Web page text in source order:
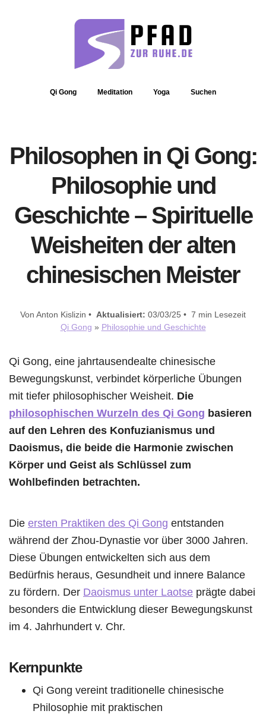
Qi Gong Meditation Yoga Suchen
Philosophen in Qi Gong:
Philosophie und
Geschichte – Spirituelle
Weisheiten der alten
chinesischen Meister
Von Anton Kislizin • Aktualisiert: 03/03/25 • 7 min Lesezeit
Qi Gong » Philosophie und Geschichte
Qi Gong, eine jahrtausendealte chinesische
Bewegungskunst, verbindet körperliche Übungen
mit tiefer philosophischer Weisheit. Die
philosophischen Wurzeln des Qi Gong basieren
auf den Lehren des Konfuzianismus und
Daoismus, die beide die Harmonie zwischen
Körper und Geist als Schlüssel zum
Wohlbefinden betrachten.
Die ersten Praktiken des Qi Gong entstanden
während der Zhou-Dynastie vor über 3000 Jahren.
Diese Übungen entwickelten sich aus dem
Bedürfnis heraus, Gesundheit und innere Balance
zu fördern. Der Daoismus unter Laotse prägte dabei
besonders die Entwicklung dieser Bewegungskunst
im 4. Jahrhundert v. Chr.
Kernpunkte
Qi Gong vereint traditionelle chinesische
Philosophie mit praktischen